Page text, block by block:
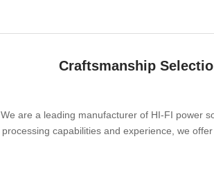
Craftsmanship
We are a leading manufacturer of HI-FI power
processing capabilities and experience, we